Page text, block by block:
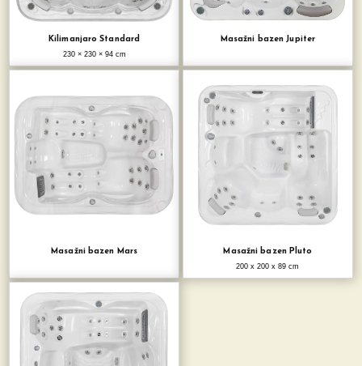
Kilimanjaro Standard
230 × 230 × 94 cm
Masažni bazen Jupiter
Masažni bazen Mars
Masažni bazen Pluto
200 x 200 x 89 cm